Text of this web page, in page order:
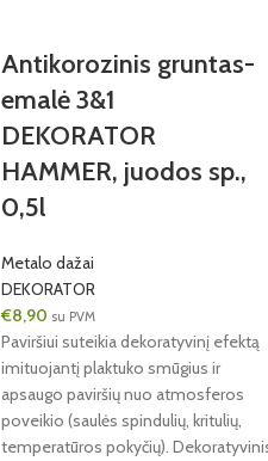
Antikorozinis gruntas-
emalė 3&1
DEKORATOR
HAMMER, juodos sp.,
0,5l
Metalo dažai
DEKORATOR
€8,90 su PVM
Paviršiui suteikia dekoratyvinį efektą
imituojantį plaktuko smūgius ir
apsaugo paviršių nuo atmosferos
poveikio (saulės spindulių, kritulių,
temperatūros pokyčių).